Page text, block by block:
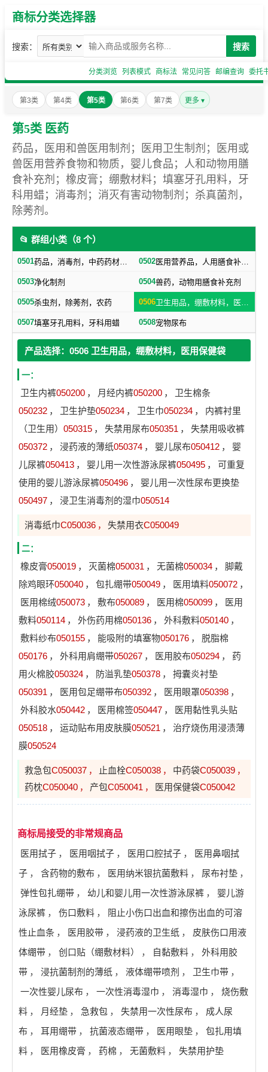
商标分类选择器
搜索： 搜索
分类浏览 列表模式 商标法 常见问答 邮编查询 委托
第3类 第4类 第5类 第6类 第7类 更多 ▾
第5类 医药
药品，医用和兽医用制剂；医用卫生制剂；医用或
兽医用营养食物和物质，婴儿食品；人和动物用膳
食补充剂；橡皮膏；绷敷材料；填塞牙孔用料，牙
科用蜡；消毒剂；消灭有害动物制剂；杀真菌剂，
除莠剂。
📂 群组小类（8 个）
0501 药品，消毒剂，中药药材，药酒 0502 医用营养品，人用膳食补充剂，婴儿食品
0503净化制剂 0504兽药，动物用膳食补充剂
0505杀虫剂，除莠剂，农药 0506 卫生用品，绷敷材料，医用保健袋
0507填塞牙孔用料，牙科用蜡 0508宠物尿布
产品选择：0506 卫生用品，绷敷材料，医用保健袋
一：
卫生内裤050200 ， 月经内裤050200 ，
卫生棉条
050232 ， 卫生护垫050234 ， 卫生巾050234 ，
内裤衬里
（卫生用） 050315 ， 失禁用尿布050351 ，
失禁用吸收裤
050372 ， 浸药液的薄纸050374 ， 婴儿尿布050412 ，
婴
儿尿裤050413 ， 婴儿用一次性游泳尿裤050495 ，
可重复
使用的婴儿游泳尿裤050496 ，
婴儿用一次性尿布更换垫
050497 ， 浸卫生消毒剂的湿巾050514
消毒纸巾C050036 ， 失禁用衣C050049
二：
橡皮膏050019 ， 灭菌棉050031 ， 无菌棉050034 ，
脚戴
除鸡眼环050040 ， 包扎绷带050049 ， 医用填料050072 ，
医用棉绒050073 ， 敷布050089 ， 医用棉050099 ，
医用
敷料050114 ， 外伤药用棉050136 ， 外科敷料050140 ，
敷料纱布050155 ， 能吸附的填塞物050176 ，
脱脂棉
050176 ， 外科用肩绷带050267 ， 医用胶布050294 ，
药
用火棉胶050324 ， 防溢乳垫050378 ，
拇囊炎衬垫
050391 ， 医用包足绷带布050392 ， 医用眼罩050398 ，
外科胶水050442 ， 医用棉签050447 ，
医用黏性乳头贴
050518 ， 运动贴布用皮肤膜050521 ，
治疗烧伤用浸渍薄
膜050524
救急包C050037 ， 止血栓C050038 ， 中药袋C050039 ，
药枕C050040 ， 产包C050041 ， 医用保健袋C050042
商标局接受的非常规商品
医用拭子 ， 医用咽拭子 ， 医用口腔拭子 ，
医用鼻咽拭
子 ， 含药物的敷布 ， 医用纳米银抗菌敷料 ， 尿布衬垫 ，
弹性包扎绷带 ， 幼儿和婴儿用一次性游泳尿裤 ，
婴儿游
泳尿裤 ， 伤口敷料 ，
阻止小伤口出血和擦伤出血的可溶
性止血条 ， 医用胶带 ， 浸药液的卫生纸 ，
皮肤伤口用液
体绷带 ， 创口贴（绷敷材料） ， 自黏敷料 ，
外科用胶
带 ， 浸抗菌制剂的薄纸 ， 液体绷带喷剂 ， 卫生巾带 ，
一次性婴儿尿布 ， 一次性消毒湿巾 ， 消毒湿巾 ，
烧伤敷
料 ， 月经垫 ， 急救包 ， 失禁用一次性尿布 ，
成人尿
布 ， 耳用绷带 ， 抗菌液态绷带 ， 医用眼垫 ，
包扎用填
料 ， 医用橡皮膏 ， 药棉 ， 无菌敷料 ， 失禁用护垫